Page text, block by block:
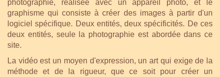
photographie, réalisée avec un appareil photo, et le
graphisme qui consiste à créer des images à partir d'un
logiciel spécifique. Deux entités, deux spécificités. De ces
deux entités, seule la photographie est abordée dans ce
site.
La vidéo est un moyen d'expression, un art qui exige de la
méthode et de la rigueur, que ce soit pour créer un